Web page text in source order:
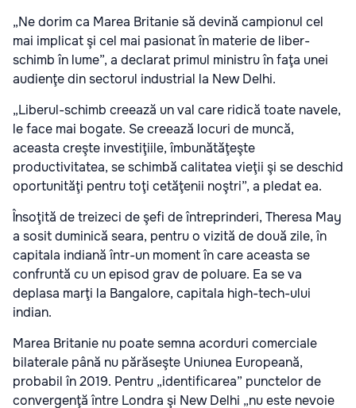
„Ne dorim ca Marea Britanie să devină campionul cel
mai implicat şi cel mai pasionat în materie de liber-
schimb în lume”, a declarat primul ministru în faţa unei
audienţe din sectorul industrial la New Delhi.
„Liberul-schimb creează un val care ridică toate navele,
le face mai bogate. Se creează locuri de muncă,
aceasta creşte investiţiile, îmbunătăţeşte
productivitatea, se schimbă calitatea vieţii şi se deschid
oportunităţi pentru toţi cetăţenii noştri”, a pledat ea.
Însoţită de treizeci de şefi de întreprinderi, Theresa May
a sosit duminică seara, pentru o vizită de două zile, în
capitala indiană într-un moment în care aceasta se
confruntă cu un episod grav de poluare. Ea se va
deplasa marţi la Bangalore, capitala high-tech-ului
indian.
Marea Britanie nu poate semna acorduri comerciale
bilaterale până nu părăseşte Uniunea Europeană,
probabil în 2019. Pentru „identificarea” punctelor de
convergenţă între Londra şi New Delhi „nu este nevoie